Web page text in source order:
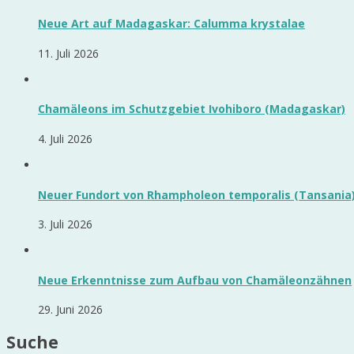
Neue Art auf Madagaskar: Calumma krystalae
11. Juli 2026
Chamäleons im Schutzgebiet Ivohiboro (Madagaskar)
4. Juli 2026
Neuer Fundort von Rhampholeon temporalis
3. Juli 2026
Neue Erkenntnisse zum Aufbau von Chamäleonzähnen
29. Juni 2026
Suche